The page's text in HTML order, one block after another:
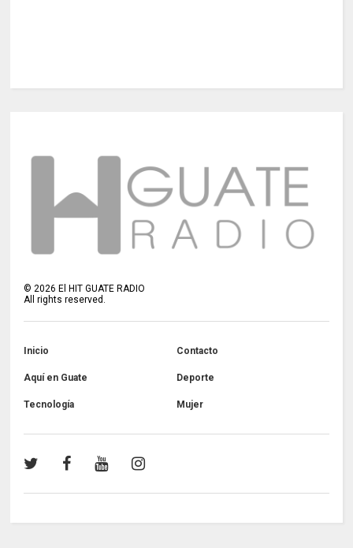
©2026 El HIT GUATE RADIO
All rights reserved.
Inicio Contacto
Aquí en Guate Deporte
Tecnología Mujer